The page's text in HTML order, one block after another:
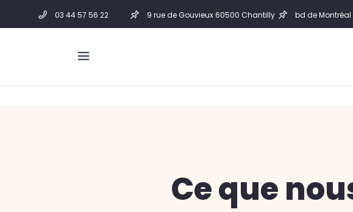
03 44 57 56 22 9 rue de Gouvieux 60500 Chantilly bd de Montréal
Ce que